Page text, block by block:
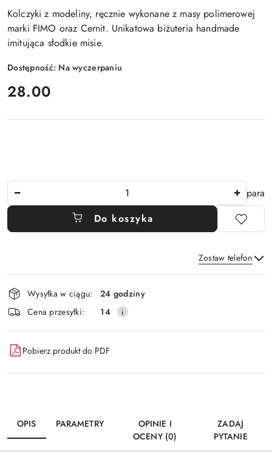
Kolczyki z modeliny, ręcznie wykonane z masy polimerowej
marki FIMO oraz Cernit. Unikatowa biżuteria handmade
imitująca słodkie misie.
Dostępność: Na wyczerpaniu
cena:
28.00
para
Do koszyka
Zostaw telefon
Wyślij
Dostępność
i
dostawa
Wysyłka w ciągu:
24 godziny
Cena przesyłki:
14
Pobierz produkt do PDF
OPIS PARAMETRY
OPINIE I
OCENY (0)
ZADAJ
PYTANIE